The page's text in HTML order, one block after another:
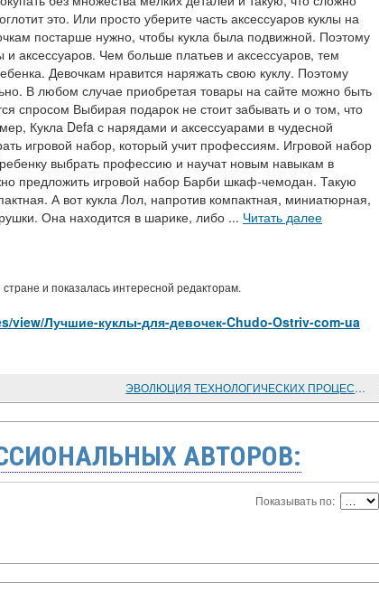
это. Или просто уберите часть аксессуаров куклы на
постарше нужно, чтобы кукла была подвижной. Поэтому
аксессуаров. Чем больше платьев и аксессуаров, тем
Девочкам нравится наряжать свою куклу. Поэтому
В любом случае приобретая товары на сайте можно быть
спросом Выбирая подарок не стоит забывать и о том, что
Кукла Defa с нарядами и аксессуарами в чудесной
игровой набор, который учит профессиям. Игровой набор
выбрать профессию и научат новым навыкам в
предложить игровой набор Барби шкаф-чемодан. Такую
А вот кукла Лол, напротив компактная, миниатюрная,
Она находится в шарике, либо ... Читать далее
и показалась интересной редакторам.
view/Лучшие-куклы-для-девочек-Chudo-Ostriv-com-ua
ЭВОЛЮЦИЯ ТЕХНОЛОГИЧЕСКИХ ПРОЦЕССОВ ПОДГОТОВКИ ИЗДАНИЙ КНИЖНОЙ ПАЛАТЫ УКРАИНЫ С ИСПОЛЬЗОВАНИЕМ ЭЛЕКТРОННОЙ БИБЛИОГРАФИЧЕСКОЙ СИСТЕМЫ PROCITE
АВТОРОВ:
Показывать по: